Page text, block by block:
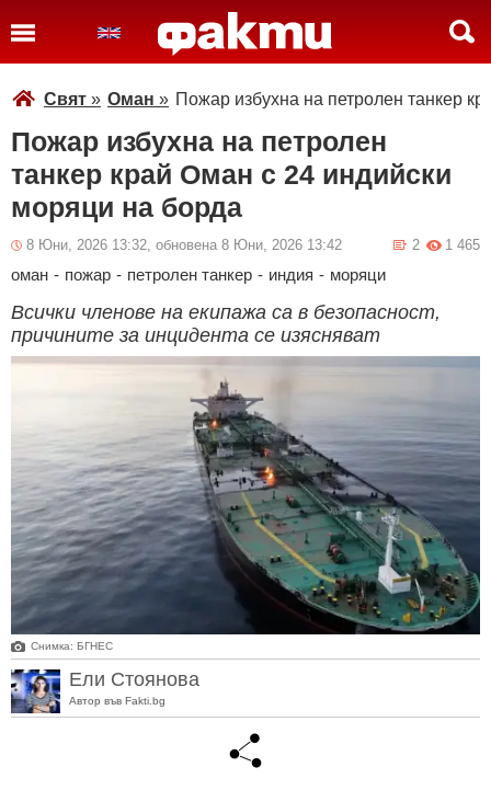
Свят » Оман » Пожар избухна на петролен танкер
Пожар избухна на петролен
танкер край Оман с 24 индийски
моряци на борда
8 Юни, 2026 13:32, обновена 8 Юни, 2026 13:42 1 465
2
оман - пожар - петролен танкер - индия - моряци
Всички членове на екипажа са в безопасност,
причините за инцидента се изясняват
Снимка: БГНЕС
Ели Стоянова
Автор във Fakti.bg